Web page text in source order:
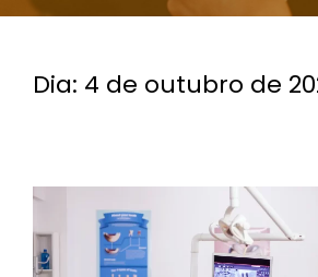
Dia: 4 de outubro de